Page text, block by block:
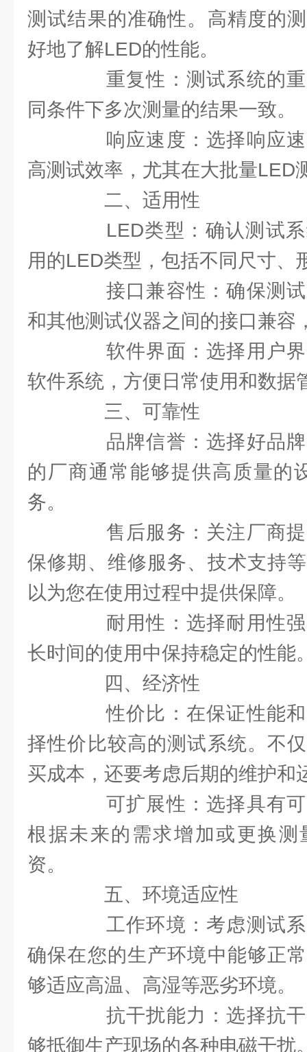
测试结果的准确性。高精度的
好地了解LED的性能。
重复性：测试系统的重
同条件下多次测量的结果一致。
响应速度：选择响应速
高测试效率，尤其在大批量LED
二、适用性
LED类型：确认测试系
用的LED类型，包括不同尺寸、
接口兼容性：确保测试
和其他测试仪器之间的接口兼容
软件界面：选择用户界
软件系统，方便日常使用和数据
三、可靠性
品牌信誉：选择好品牌
的厂商通常能够提供高质量的
务。
售后服务：关注厂商提
保修期、维修服务、技术支持
以为您在使用过程中提供保障。
耐用性：选择耐用性强
长时间的使用中保持稳定的性能
四、经济性
性价比：在保证性能和
择性价比较高的测试系统。不
买成本，还要考虑后期的维护和
可扩展性：选择具有可
根据未来的需求增加或更换测
资。
五、环境适应性
工作环境：考虑测试系
确保在您的生产环境中能够正
够适应高温、高湿等恶劣环境。
抗干扰能力：选择抗干
够抵御生产现场的各种电磁干扰